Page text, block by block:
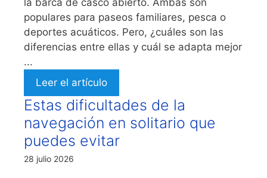
la barca de casco abierto. Ambas son
populares para paseos familiares, pesca o
deportes acuáticos. Pero, ¿cuáles son las
diferencias entre ellas y cuál se adapta mejor
...
Leer el artículo
Estas dificultades de la
navegación en solitario que
puedes evitar
28 julio 2026